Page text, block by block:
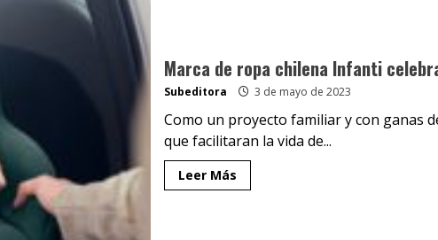
Marca de ropa chilena Infanti
Subeditora 3 de mayo de 2023
Como un proyecto familiar y con ganas
que facilitaran la vida de...
Leer Más